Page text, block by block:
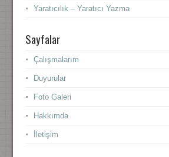
Yaratıcılık – Yaratıcı Yazma
Sayfalar
Çalışmalarım
Duyurular
Foto Galeri
Hakkımda
İletişim